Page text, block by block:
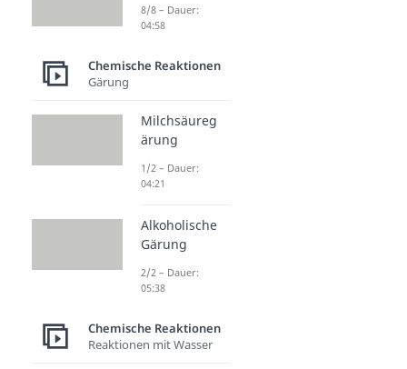
8/8 – Dauer:
04:58
Chemische Reaktionen
Gärung
Milchsäureg
ärung
1/2 – Dauer:
04:21
Alkoholische
Gärung
2/2 – Dauer:
05:38
Chemische Reaktionen
Reaktionen mit Wasser